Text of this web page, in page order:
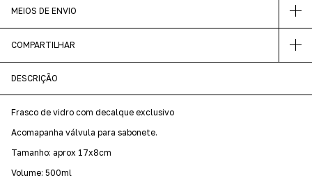
MEIOS DE ENVIO
COMPARTILHAR
DESCRIÇÃO
Frasco de vidro com decalque exclusivo
Acomapanha válvula para sabonete.
Tamanho: aprox 17x8cm
Volume: 500ml